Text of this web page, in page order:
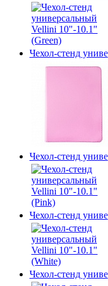
Чехол-стенд
Чехол-стенд
Чехол-стенд
Чехол-стенд